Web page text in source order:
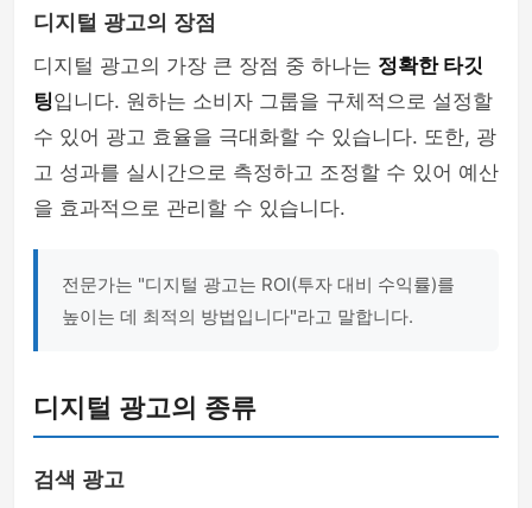
디지털 광고의 장점
디지털 광고의 가장 큰 장점 중 하나는 정확한 타깃
팅입니다. 원하는 소비자 그룹을 구체적으로 설정할
수 있어 광고 효율을 극대화할 수 있습니다. 또한, 광
고 성과를 실시간으로 측정하고 조정할 수 있어 예산
을 효과적으로 관리할 수 있습니다.
전문가는 "디지털 광고는 ROI(투자 대비 수익률)를
높이는 데 최적의 방법입니다"라고 말합니다.
디지털 광고의 종류
검색 광고